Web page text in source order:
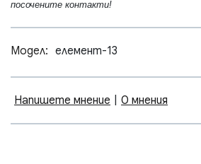
посочените контакти!
Модел: елемент-13
Напишете мнение 0 мнения